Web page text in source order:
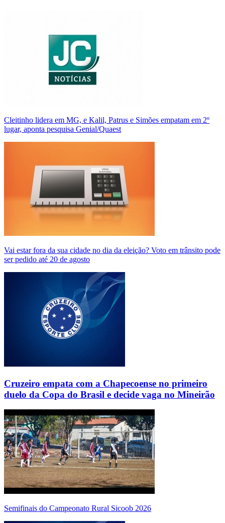
Cleitinho lidera em MG, e Kalil, Patrus e Simões empatam em 2º
lugar, aponta pesquisa Genial/Quaest
Vai estar fora da sua cidade no dia da eleição? Voto em trânsito pode
ser pedido até 20 de agosto
Cruzeiro empata com a Chapecoense no primeiro
duelo da Copa do Brasil e decide vaga no Mineirão
Semifinais do Campeonato Rural Sicoob 2026